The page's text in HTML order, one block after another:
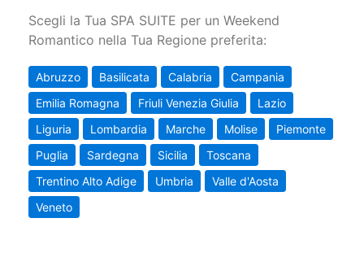
Scegli la Tua SPA SUITE per un Weekend
Romantico nella Tua Regione preferita:
Abruzzo Basilicata Calabria
Campania
Emilia Romagna
Friuli Venezia Giulia
Lazio
Liguria
Lombardia Marche Molise
Piemonte
Puglia
Sardegna Sicilia
Toscana
Trentino Alto Adige
Umbria
Valle d'Aosta
Veneto